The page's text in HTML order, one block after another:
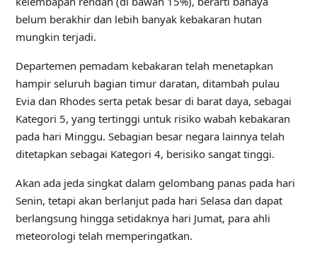
belum berakhir dan lebih banyak kebakaran hutan
mungkin terjadi.
Departemen pemadam kebakaran telah menetapkan
hampir seluruh bagian timur daratan, ditambah pulau
Evia dan Rhodes serta petak besar di barat daya, sebagai
Kategori 5, yang tertinggi untuk risiko wabah kebakaran
pada hari Minggu. Sebagian besar negara lainnya telah
ditetapkan sebagai Kategori 4, berisiko sangat tinggi.
Akan ada jeda singkat dalam gelombang panas pada hari
Senin, tetapi akan berlanjut pada hari Selasa dan dapat
berlangsung hingga setidaknya hari Jumat, para ahli
meteorologi telah memperingatkan.